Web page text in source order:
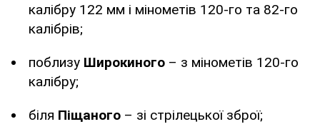
калібру 122 мм і мінометів 120-го та 82-го
калібрів;
поблизу Широкиного – з мінометів 120-го
калібру;
біля Піщаного – зі стрілецької зброї;